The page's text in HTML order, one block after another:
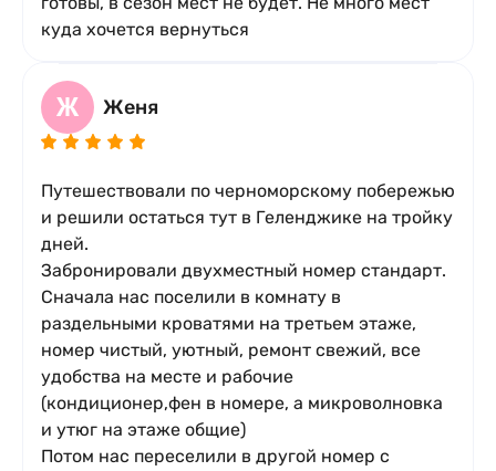
1 комната 3 места 25 м
Подробное описание
Двухкомнатный семейный с балконом
x4 кол-во гостей
2 комнаты 4 места 30 м
Кровати: 1 двуспальная кровать и 1 диван-кровать
куда хочется вернуться
Ж Женя
Путешествовали по черноморскому побережью
и решили остаться тут в Геленджике на тройку
дней.
Забронировали двухместный номер стандарт.
Сначала нас поселили в комнату в
раздельными кроватями на третьем этаже,
номер чистый, уютный, ремонт свежий, все
удобства на месте и рабочие
(кондиционер,фен в номере, а микроволновка
и утюг на этаже общие)
Потом нас переселили в другой номер с